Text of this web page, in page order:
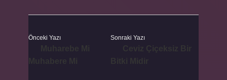
Önceki Yazı Sonraki Yazı